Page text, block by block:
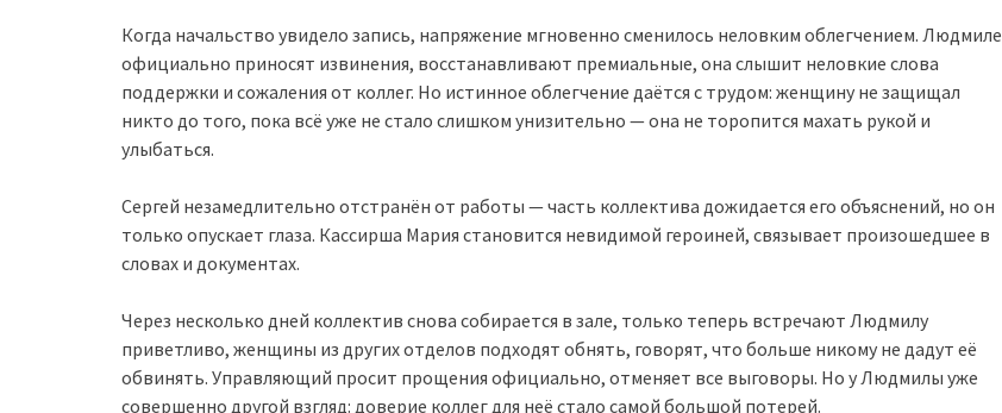
Когда начальство увидело запись, напряжение мгновенно сменилось неловким облегчением. Людмиле
официально приносят извинения, восстанавливают премиальные, она слышит неловкие слова
поддержки и сожаления от коллег. Но истинное облегчение даётся с трудом: женщину не защищал
никто до того, пока всё уже не стало слишком унизительно — она не торопится махать рукой и
улыбаться.
Сергей незамедлительно отстранён от работы — часть коллектива дожидается его объяснений, но он
только опускает глаза. Кассирша Мария становится невидимой героиней, связывает произошедшее в
словах и документах.
Через несколько дней коллектив снова собирается в зале, только теперь встречают Людмилу
приветливо, женщины из других отделов подходят обнять, говорят, что больше никому не дадут её
обвинять. Управляющий просит прощения официально, отменяет все выговоры. Но у Людмилы уже
совершенно другой взгляд: доверие коллег для неё стало самой большой потерей.